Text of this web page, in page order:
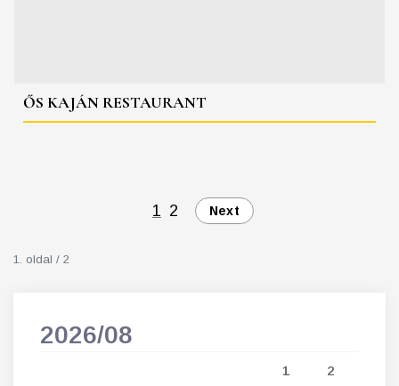
ŐS KAJÁN RESTAURANT
1 2 Next
1. oldal / 2
2026/08
1 2